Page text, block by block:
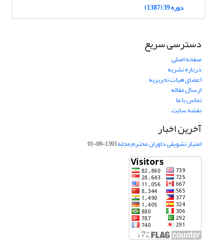
دوره 39 (1387)
دسترسی سریع
صفحه اصلی
درباره نشریه
اعضای هیات تحریریه
ارسال مقاله
تماس با ما
نقشه سایت
آخرین اخبار
امتیاز تشویقی داوران محترم مجله1393-09-01